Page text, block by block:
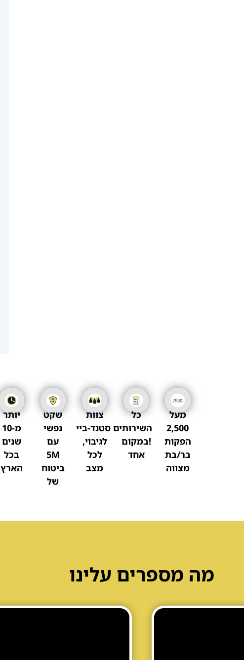
מעל
2,500
הפקות
בר/בת
מצווה
כל
השירותים
!במקום
אחד
צוות
סטנד-ביי
לגיבוי,
לכל
מצב
שקט
נפשי
עם
5M
ביטוח
של
יותר
מ-10
שנים
בכל
הארץ
מה מספרים עלינו